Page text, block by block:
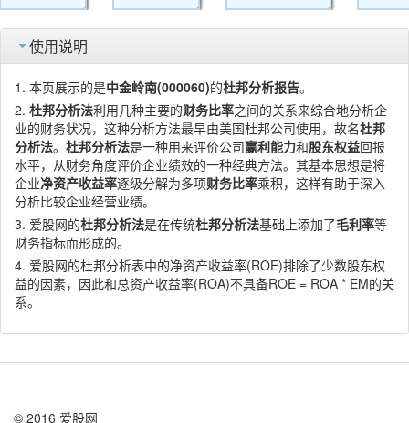
使用说明
本页展示的是中金岭南(000060)的杜邦分析报告。
杜邦分析法利用几种主要的财务比率之间的关系来综合地分析企
业的财务状况，这种分析方法最早由美国杜邦公司使用，故名杜邦
分析法。 杜邦分析法是一种用来评价公司赢利能力和股东权益回报
水平，从财务角度评价企业绩效的一种经典方法。其基本思想是将
企业净资产收益率逐级分解为多项财务比率乘积，这样有助于深入
分析比较企业经营业绩。
爱股网的杜邦分析法是在传统杜邦分析法基础上添加了毛利率等
财务指标而形成的。
爱股网的杜邦分析表中的净资产收益率(ROE)排除了少数股东权
益的因素，因此和总资产收益率(ROA)不具备ROE = ROA * EM的关
系。
© 2016 爱股网